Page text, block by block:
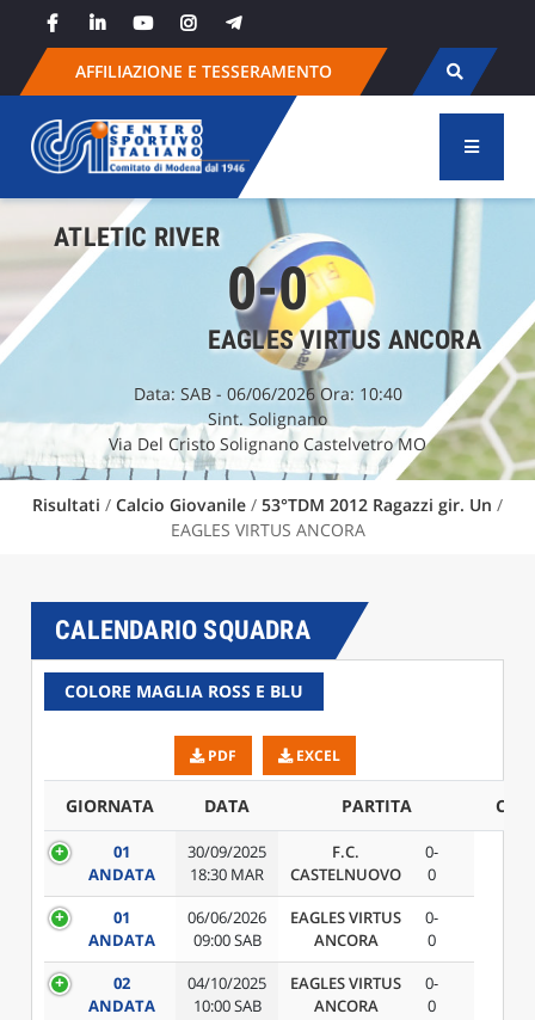
content
AFFILIAZIONE E TESSERAMENTO
ATLETIC RIVER
0-0
EAGLES VIRTUS ANCORA
Data: SAB- 06/06/2026 Ora: 10:40
Sint. Solignano
Via Del Cristo Solignano Castelvetro MO
Risultati / Calcio Giovanile / 53°TDM 2012 Ragazzi gir. Un /
EAGLES VIRTUS ANCORA
CALENDARIO SQUADRA
COLORE MAGLIA ROSS E BLU
PDF EXCEL
GIORNATA DATA PARTITA
01
ANDATA
30/09/2025
18:30 MAR
F.C.
CASTELNUOVO
0-
0
01
ANDATA
06/06/2026
09:00 SAB
EAGLES VIRTUS
ANCORA
0-
0
02
ANDATA
04/10/2025
10:00 SAB
EAGLES VIRTUS
ANCORA
0-
0